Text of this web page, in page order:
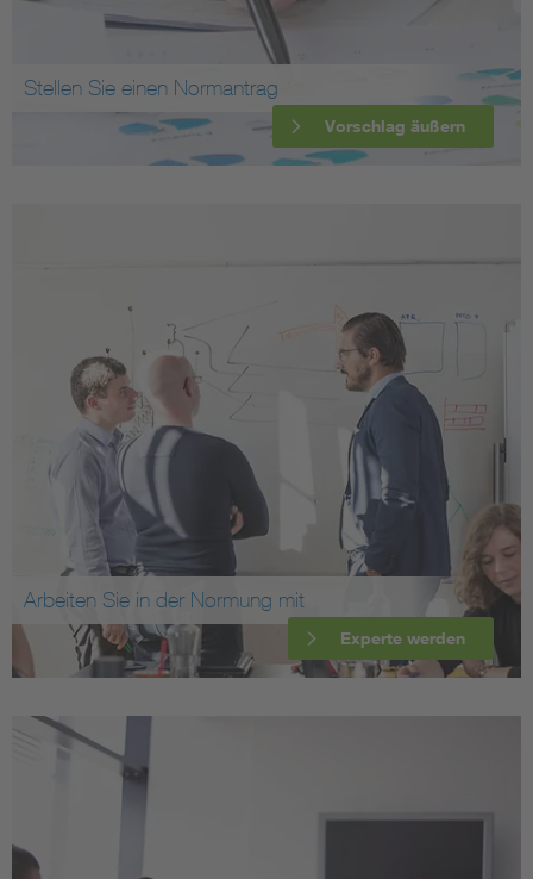
Stellen Sie einen Normantrag
Vorschlag äußern
Arbeiten Sie in der Normung mit
Experte werden